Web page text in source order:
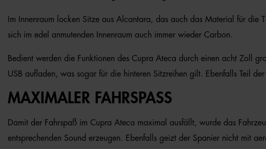
Im Innenraum locken Sitze aus Alcantara, das auch das Material für die
sich im edel anmutenden Innenraum auch immer wieder Carbon.
Bedient werden die Funktionen des Cupra Ateca durch einen acht Zoll
USB aufladen, was sogar für die hinteren Sitzreihen gilt. Ebenfalls Teil
MAXIMALER FAHRSPASS
Damit der Fahrspaß im Cupra Ateca maximal ausfällt, wurde das
entsprechenden Sound erzeugen. Ebenfalls geizt der Spanier nicht mit